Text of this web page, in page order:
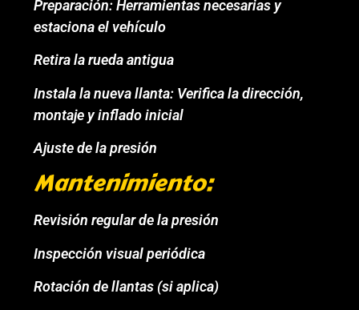
Preparación: Herramientas necesarias y
estaciona el vehículo
Retira la rueda antigua
Instala la nueva llanta: Verifica la dirección,
montaje y inflado inicial
Ajuste de la presión
Mantenimiento:
Revisión regular de la presión
Inspección visual periódica
Rotación de llantas (si aplica)